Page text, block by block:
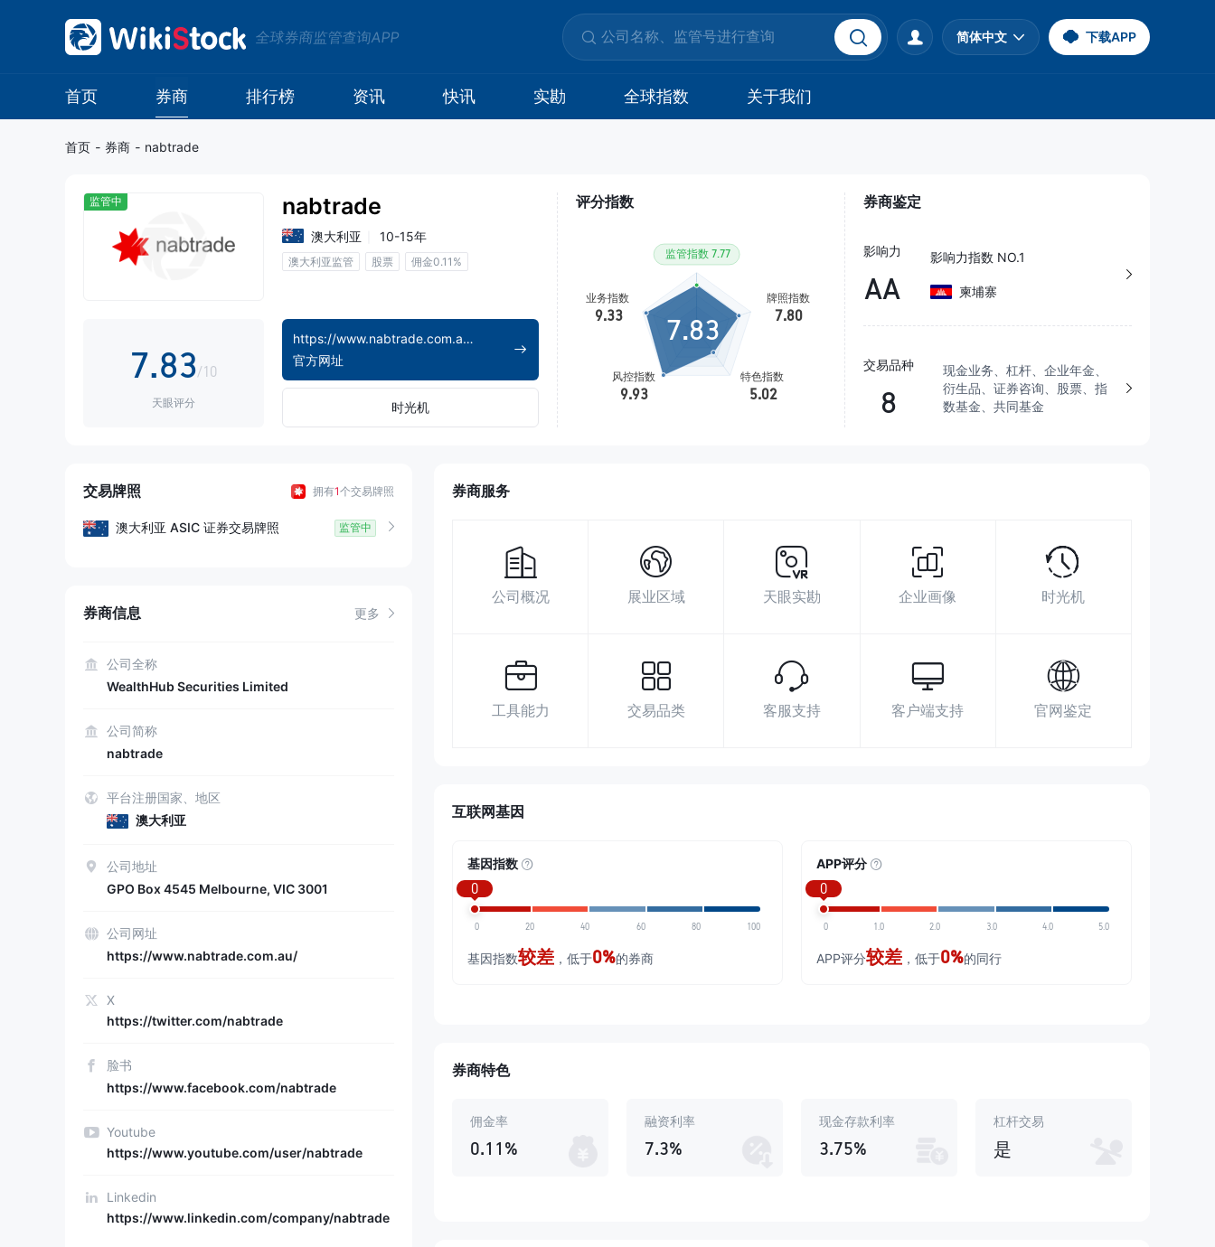
全球券商监管查询APP 简体中文 下载APP
首页 券商 排行榜 资讯 快讯 实勘 全球指数 关于我们
首页 - 券商 - nabtrade
监管中
0
2
4
5
7.
0
1
2
3
5
8
9
0
3
4
7
/10
天眼评分
nabtrade
澳大利亚 10-15年
澳大利亚监管 股票 佣金0.11%
https://www.nabtrade.com.au/
官方网址
时光机
评分指数
7.83
券商鉴定
影响力
AA
影响力指数 NO.1
柬埔寨
交易品种
8
现金业务、杠杆、企业年金、
衍生品、证券咨询、股票、指
数基金、共同基金
https://www.nabtrade.com.au/
GPO Box 4545 Melbourne, VIC 3001
https://twitter.com/nabtrade
https://www.linkedin.com/company/nabtrade
交易牌照 拥有1个交易牌照
澳大利亚 ASIC 证券交易牌照 监管中
券商信息 更多
公司全称
WealthHub Securities Limited
公司简称
nabtrade
平台注册国家、地区
澳大利亚
公司地址
GPO Box 4545 Melbourne, VIC 3001
公司网址
https://www.nabtrade.com.au/
X
https://twitter.com/nabtrade
脸书
https://www.facebook.com/nabtrade
Youtube
https://www.youtube.com/user/nabtrade
Linkedin
https://www.linkedin.com/company/nabtrade
券商服务
公司概况 展业区域 天眼实勘 企业画像 时光机
工具能力 交易品类 客服支持 客户端支持 官网鉴定
互联网基因
基因指数
0
0 20 40 60 80 100
基因指数较差 ，低于0%的券商
APP评分
0
0 1.0 2.0 3.0 4.0 5.0
APP评分较差 ，低于0%的同行
券商特色
佣金率
0.11%
融资利率
7.3%
现金存款利率
3.75%
杠杆交易
是